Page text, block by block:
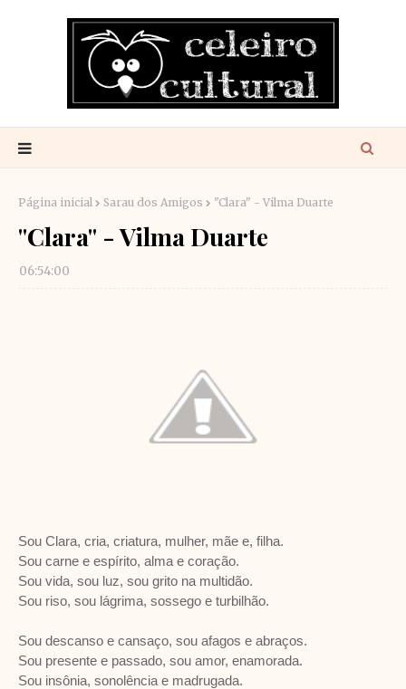
Página inicial Sarau dos Amigos "Clara" - Vilma Duarte
"Clara" - Vilma Duarte
06:54:00
Sou Clara, cria, criatura, mulher, mãe e, filha.
Sou carne e espírito, alma e coração.
Sou vida, sou luz, sou grito na multidão.
Sou riso, sou lágrima, sossego e turbilhão.
Sou descanso e cansaço, sou afagos e abraços.
Sou presente e passado, sou amor, enamorada.
Sou insônia, sonolência e madrugada.